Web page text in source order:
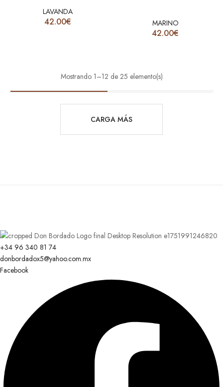
LAVANDA
42.00€ MARINO
42.00€
Mostrando 1–12 de 25 elemento(s)
CARGA MÁS
+34 96 340 81 74
donbordadox5@yahoo.com.mx
Facebook